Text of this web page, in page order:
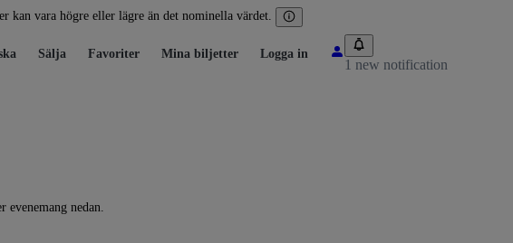
kan vara högre eller lägre än det nominella värdet.
Sälja Favoriter Mina biljetter Logga in
1 new notification
nedan.